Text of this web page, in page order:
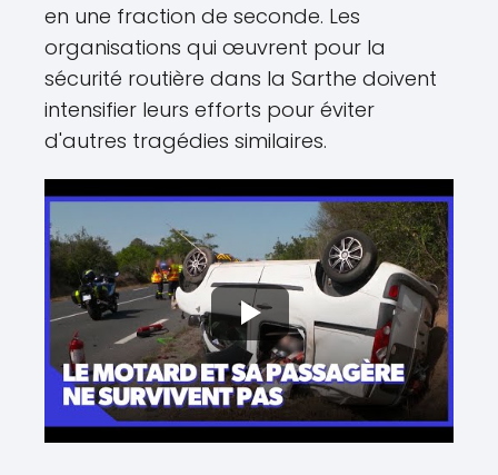
en une fraction de seconde. Les
organisations qui œuvrent pour la
sécurité routière dans la Sarthe doivent
intensifier leurs efforts pour éviter
d'autres tragédies similaires.